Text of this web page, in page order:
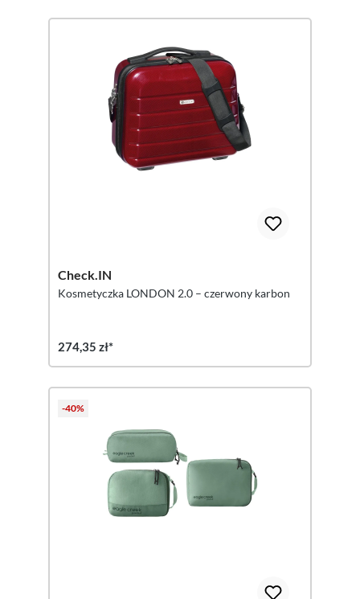
Check.IN
Kosmetyczka LONDON 2.0 – czerwony karbon
274,35 zł*
-40%